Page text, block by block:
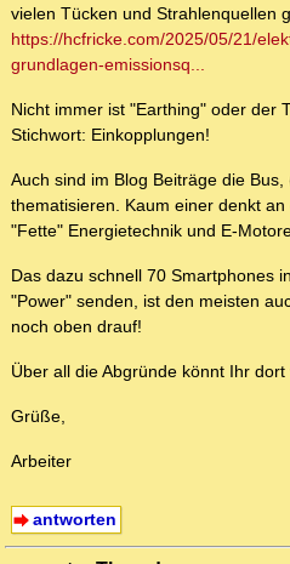
vielen Tücken und Strahlenquellen
https://hcfricke.com/2025/05/21/
grundlagen-emissionsq...
Nicht immer ist "Earthing" oder der
Stichwort: Einkopplungen!
Auch sind im Blog Beiträge die
thematisieren. Kaum einer denkt
"Fette" Energietechnik und E-
Das dazu schnell 70 Smartphones
"Power" senden, ist den meisten
noch oben drauf!
Über all die Abgründe könnt Ihr dort
Grüße,
Arbeiter
antworten